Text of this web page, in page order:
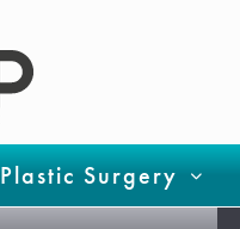
Plastic Surgery